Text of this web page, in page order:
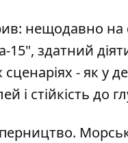
нещодавно
15", здатний
- як у
і стійкість до